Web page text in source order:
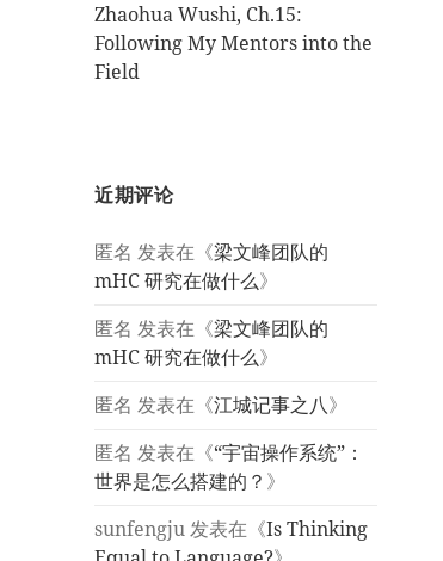
Zhaohua Wushi, Ch.15:
Following My Mentors into the
Field
近期评论
匿名 发表在《梁文峰团队的
mHC 研究在做什么》
匿名 发表在《梁文峰团队的
mHC 研究在做什么》
匿名 发表在《江城记事之八》
匿名 发表在《“宇宙操作系统”：
世界是怎么搭建的？ 》
sunfengju发表在《Is Thinking